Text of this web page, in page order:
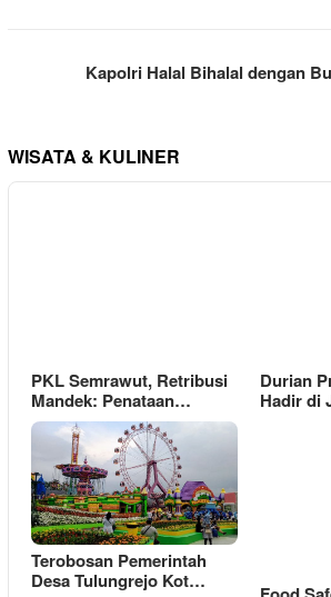
Kapolri Halal Bihalal dengan
WISATA & KULINER
PKL Semrawut, Retribusi
Mandek: Penataan…
Durian
Hadir di
Terobosan Pemerintah
Desa Tulungrejo Kot…